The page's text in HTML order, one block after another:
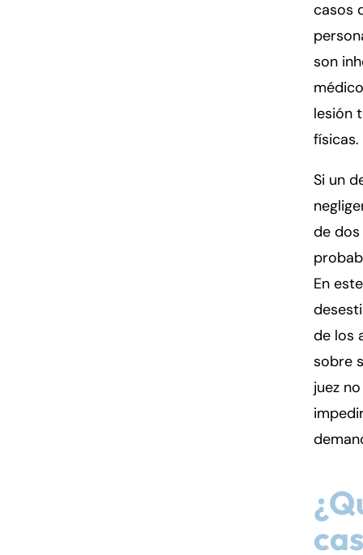
casos
son
lesión
físicas.
Si un
de
En
de los
sobre
juez